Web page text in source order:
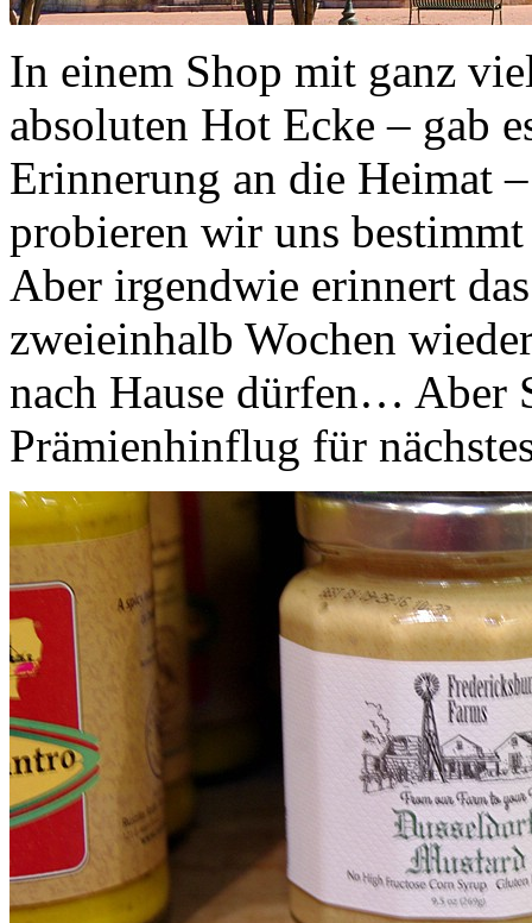
In einem Shop mit ganz
absoluten Hot Ecke – gab
Erinnerung an die Heimat
probieren wir uns
Aber irgendwie erinnert
zweieinhalb Wochen
nach Hause dürfen… Aber
Prämienhinflug für